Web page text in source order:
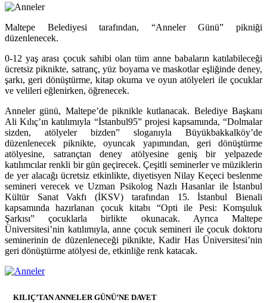
Maltepe Belediyesi tarafından, “Anneler Günü” pikniği
düzenlenecek.
0-12 yaş arası çocuk sahibi olan tüm anne babaların katılabileceği
ücretsiz piknikte, satranç, yüz boyama ve maskotlar eşliğinde deney,
şarkı, geri dönüştürme, kitap okuma ve oyun atölyeleri ile çocuklar
ve velileri eğlenirken, öğrenecek.
Anneler günü, Maltepe’de piknikle kutlanacak. Belediye Başkanı
Ali Kılıç’ın katılımıyla “İstanbul95” projesi kapsamında, “Dolmalar
sizden, atölyeler bizden” sloganıyla Büyükbakkalköy’de
düzenlenecek piknikte, oyuncak yapımından, geri dönüştürme
atölyesine, satrançtan deney atölyesine geniş bir yelpazede
katılımcılar renkli bir gün geçirecek. Çeşitli seminerler ve müziklerin
de yer alacağı ücretsiz etkinlikte, diyetisyen Nilay Keçeci beslenme
semineri verecek ve Uzman Psikolog Nazlı Hasanlar ile İstanbul
Kültür Sanat Vakfı (İKSV) tarafından 15. İstanbul Bienali
kapsamında hazırlanan çocuk kitabı “Opti ile Pesi: Komşuluk
Şarkısı” çocuklarla birlikte okunacak. Ayrıca Maltepe
Üniversitesi’nin katılımıyla, anne çocuk semineri ile çocuk doktoru
seminerinin de düzenleneceği piknikte, Kadir Has Üniversitesi’nin
geri dönüştürme atölyesi de, etkinliğe renk katacak.
KILIÇ’TAN ANNELER GÜNÜ’NE DAVET